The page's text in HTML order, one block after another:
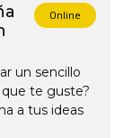
Online
un sencillo
te guste?
a tus ideas